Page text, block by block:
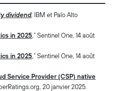
dividend, IBM et Palo Alto
in 2025,” Sentinel One, 14 août
in 2025,” Sentinel One, 14 août
Service Provider (CSP) native
20 janvier 2025.